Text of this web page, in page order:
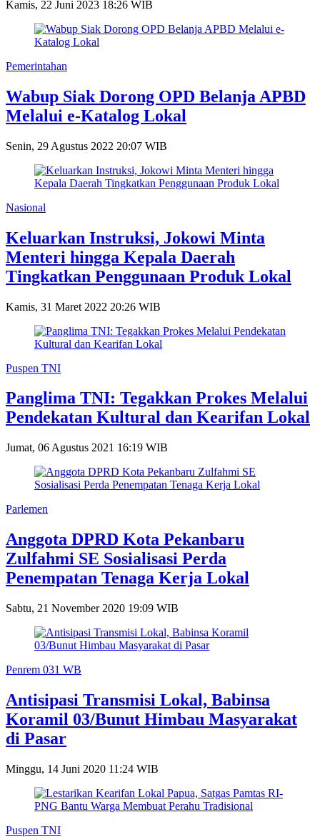
Kamis, 22 Juni 2023 18:26 WIB
Pemerintahan
Wabup Siak Dorong OPD Belanja APBD
Melalui e-Katalog Lokal
Senin, 29 Agustus 2022 20:07 WIB
Nasional
Keluarkan Instruksi, Jokowi Minta
Menteri hingga Kepala Daerah
Tingkatkan Penggunaan Produk Lokal
Kamis, 31 Maret 2022 20:26 WIB
Puspen TNI
Panglima TNI: Tegakkan Prokes Melalui
Pendekatan Kultural dan Kearifan Lokal
Jumat, 06 Agustus 2021 16:19 WIB
Parlemen
Anggota DPRD Kota Pekanbaru
Zulfahmi SE Sosialisasi Perda
Penempatan Tenaga Kerja Lokal
Sabtu, 21 November 2020 19:09 WIB
Penrem 031 WB
Antisipasi Transmisi Lokal, Babinsa
Koramil 03/Bunut Himbau Masyarakat
di Pasar
Minggu, 14 Juni 2020 11:24 WIB
Puspen TNI